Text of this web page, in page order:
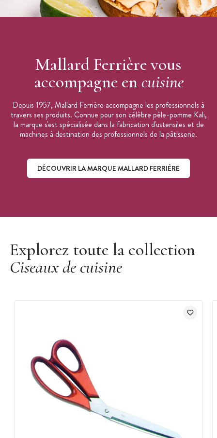
Mallard Ferrière vous
accompagne en cuisine
Depuis 1957, Mallard Ferrière accompagne les professionnels à
travers ses produits. Connue pour son célèbre pèle-pomme Kali,
la marque s'est spécialisée dans la fabrication d'ustensiles et de
machines à destination des professionnels de la pâtisserie.
DÉCOUVRIR LA MARQUE MALLARD FERRIÈRE
Explorez toute la collection
Ciseaux de cuisine